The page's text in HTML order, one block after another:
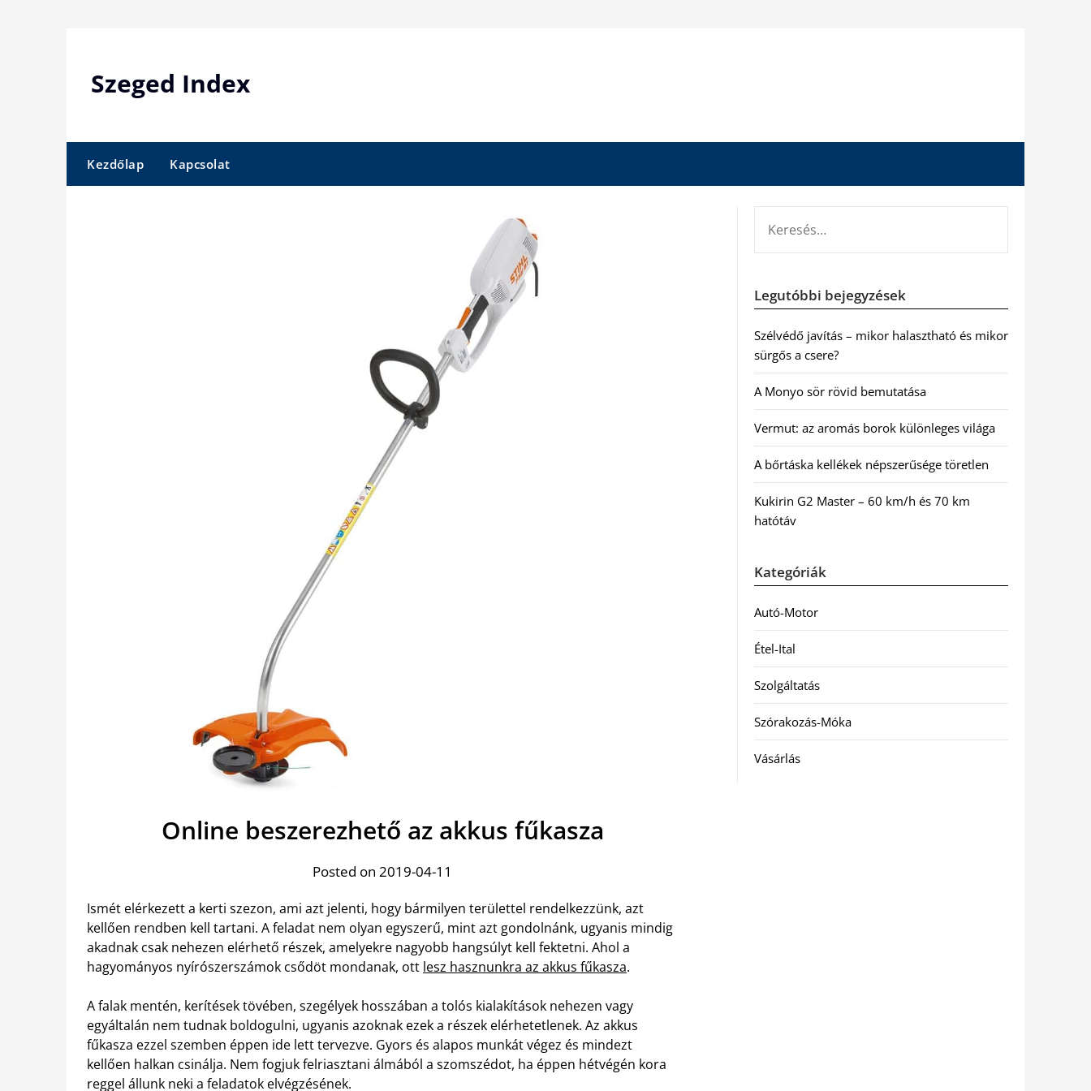
Szeged Index
Kezdőlap Kapcsolat
Online beszerezhető az akkus fűkasza
Posted on 2019-04-11
Ismét elérkezett a kerti szezon, ami azt jelenti, hogy bármilyen területtel rendelkezzünk, azt
kellően rendben kell tartani. A feladat nem olyan egyszerű, mint azt gondolnánk, ugyanis mindig
akadnak csak nehezen elérhető részek, amelyekre nagyobb hangsúlyt kell fektetni. Ahol a
hagyományos nyírószerszámok csődöt mondanak, ott lesz hasznunkra az akkus fűkasza.
A falak mentén, kerítések tövében, szegélyek hosszában a tolós kialakítások nehezen vagy
egyáltalán nem tudnak boldogulni, ugyanis azoknak ezek a részek elérhetetlenek. Az akkus
fűkasza ezzel szemben éppen ide lett tervezve. Gyors és alapos munkát végez és mindezt
kellően halkan csinálja. Nem fogjuk felriasztani álmából a szomszédot, ha éppen hétvégén kora
reggel állunk neki a feladatok elvégzésének.
Legutóbbi bejegyzések
Szélvédő javítás – mikor halasztható és mikor
sürgős a csere?
A Monyo sör rövid bemutatása
Vermut: az aromás borok különleges világa
A bőrtáska kellékek népszerűsége töretlen
Kukirin G2 Master – 60 km/h és 70 km
hatótáv
Kategóriák
Autó-Motor
Étel-Ital
Szolgáltatás
Szórakozás-Móka
Vásárlás